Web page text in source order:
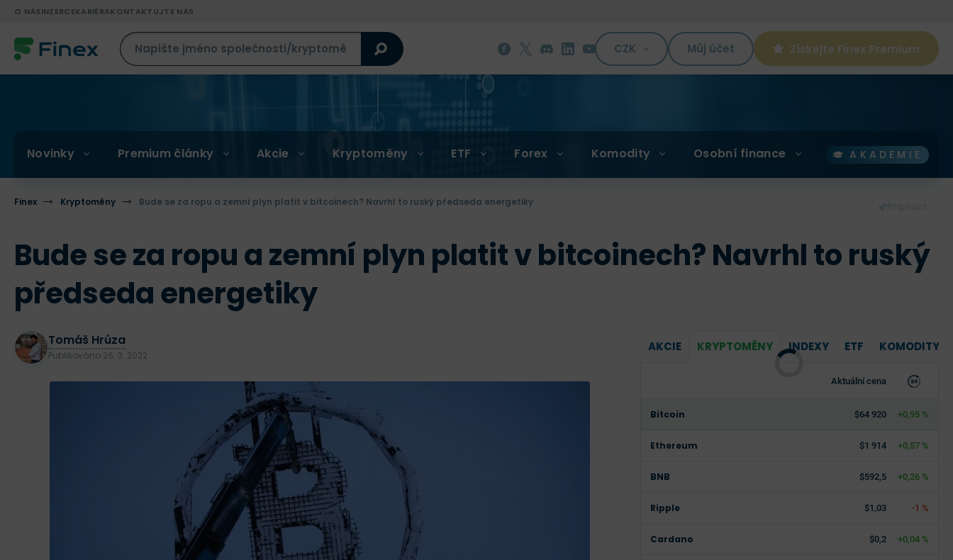
O NÁSINZERCEKARIÉRAKONTAKTUJTE NÁS
CZK Můj účet Získejte Finex Premium
Novinky Premium články Akcie Kryptoměny ETF Forex Komodity Osobní finance AKADEMIE
Finex Kryptoměny Bude se za ropu a zemní plyn platit v bitcoinech? Navrhl to ruský předseda energetiky
Bude se za ropu a zemní plyn platit v bitcoinech? Navrhl to ruský
předseda energetiky
Tomáš Hrůza
Publikováno 26. 3. 2022
AKCIE KRYPTOMĚNY INDEXY ETF KOMODITY
Aktuální cena
Bitcoin $64 920 +0,95 %
Ethereum $1 914 +0,57 %
BNB $592,5 +0,26 %
Ripple $1,03 -1 %
Cardano $0,2 +0,04 %